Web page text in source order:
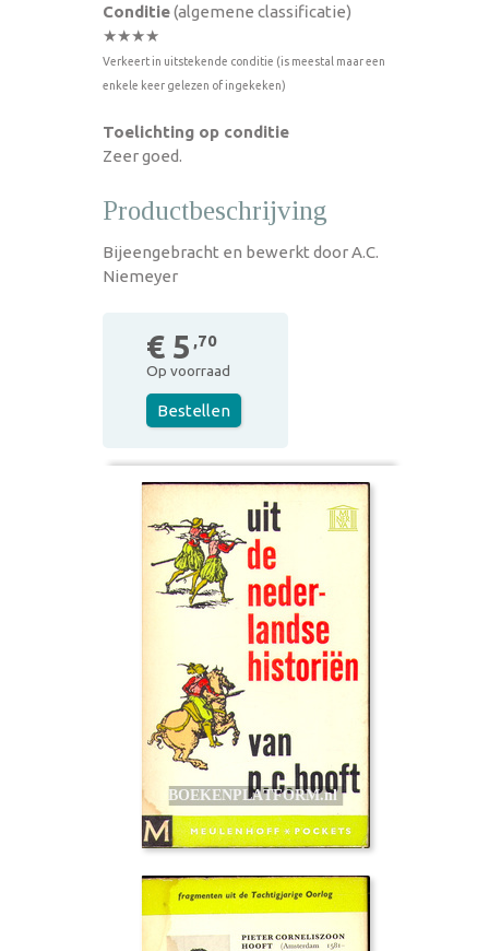
Conditie(algemene classificatie)
★★★★
Verkeert in uitstekende conditie (is meestal maar een
enkele keer gelezen of ingekeken)
Toelichting op conditie
Zeer goed.
Productbeschrijving
Bijeengebracht en bewerkt door A.C.
Niemeyer
€ 5 ,70
Op voorraad
Bestellen